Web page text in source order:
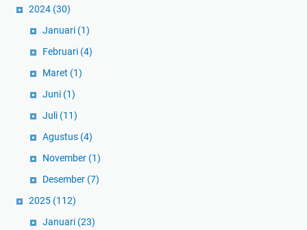
2024 (30)
Januari (1)
Februari (4)
Maret (1)
Juni (1)
Juli (11)
Agustus (4)
November (1)
Desember (7)
2025 (112)
Januari (23)